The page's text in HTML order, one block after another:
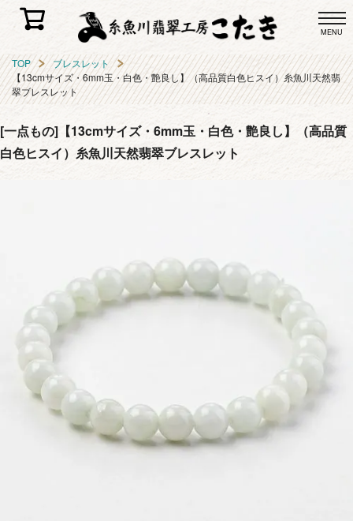
MENU
TOP
ブレスレット
【13cmサイズ・6mm玉・白色・艶良し】（高品質白色ヒスイ）糸魚川天然翡
翠ブレスレット
[一点もの]【13cmサイズ・6mm玉・白色・艶良し】（高品質
白色ヒスイ）糸魚川天然翡翠ブレスレット